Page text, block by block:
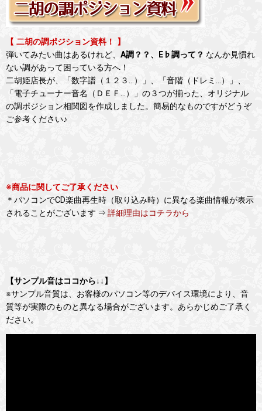
【 二胡の調ポジション資料！ 】
弾いてみたい曲はあるけれど、 A調？？、E♭調って？ なんか見慣れ
ない調があって困っている方へ！
二胡姫店長が、「数字譜（１２３…）」、「音階（ドレミ…）」、
「電子チューナー音名（ＤＥＦ…）」の３つが揃った、オリジナル
の調ポジション相関図を作成しました。簡易的なものですがどうぞ
ご参考ください♪
※商品に関してご了承ください
＊パソコンでCD楽曲再生時（取り込み時）に異なる楽曲情報が表示
されることがございます ⇒ 詳細理由はコチラから
【サンプル音はココから↓↓】
※サンプル音質は、お客様のパソコン等のデバイス環境により、音
質等が実際のものと異なる場合がございます。あらかじめご了承く
ださい。